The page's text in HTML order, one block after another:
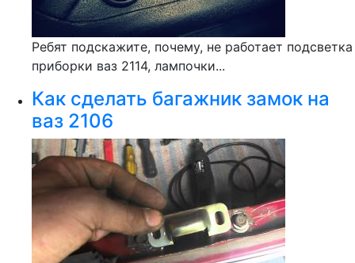
Ребят подскажите, почему, не работает подсветка
приборки ваз 2114, лампочки...
Как сделать багажник замок на
ваз 2106